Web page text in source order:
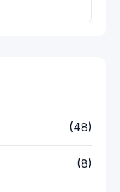
(48)
(8)